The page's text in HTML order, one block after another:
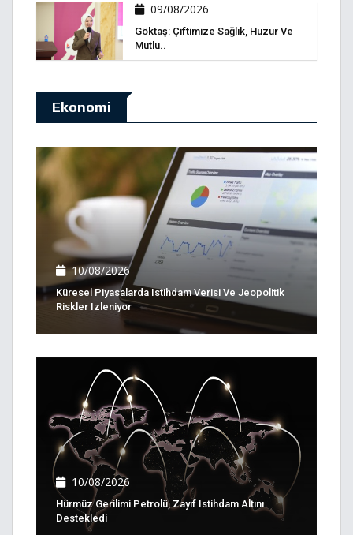
09/08/2026
Göktaş: Çiftimize Sağlık, Huzur Ve
Mutlu..
Ekonomi
10/08/2026
Küresel Piyasalarda Istihdam Verisi Ve Jeopolitik
Riskler Izleniyor
10/08/2026
Hürmüz Gerilimi Petrolü, Zayıf Istihdam Altını
Destekledi